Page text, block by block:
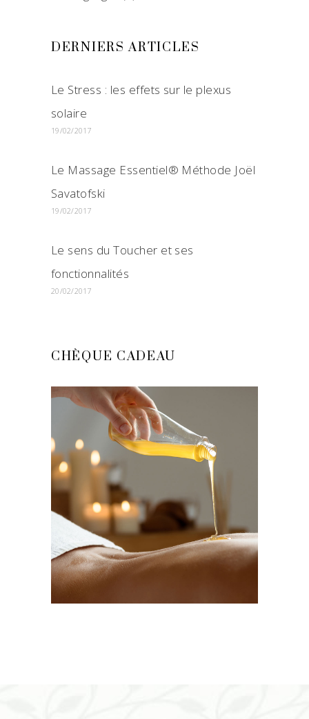
DERNIERS ARTICLES
Le Stress : les effets sur le plexus
solaire
19/02/2017
Le Massage Essentiel® Méthode Joël
Savatofski
19/02/2017
Le sens du Toucher et ses
fonctionnalités
20/02/2017
CHÈQUE CADEAU